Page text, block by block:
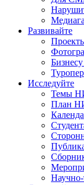
Развивайте
Исследуйте
Темы
План
Научно-